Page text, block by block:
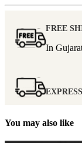
FREE
In
You may also like